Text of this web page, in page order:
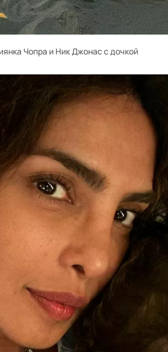
Чопра и Ник Джонас с дочкой